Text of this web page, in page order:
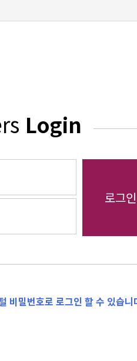
Login
비밀번호로 로그인 할 수 있습니